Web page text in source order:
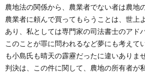
農地法の関係から、農業者でない者は農地
農業者に頼んで買ってもらうことは、世上
あり、私としては専門家の司法書士のアド
このことが罪に問われるなど夢にも考えて
も小島氏も晴天の霹靂だったに違いありませ
判決は、この件に関して、農地の所有者が